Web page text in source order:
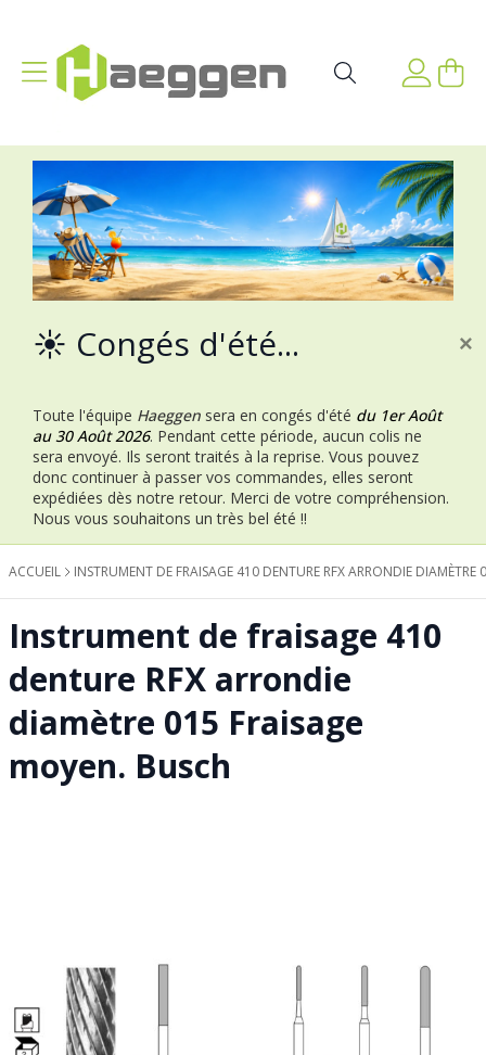
Affichage navigation Mon
☀️ Congés d'été...
Toute l'équipe Haeggen sera en congés d'été du 1er Août
au 30 Août 2026. Pendant cette période, aucun colis ne
sera envoyé. Ils seront traités à la reprise. Vous pouvez
donc continuer à passer vos commandes, elles seront
expédiées dès notre retour. Merci de votre compréhension.
Nous vous souhaitons un très bel été !!
×
ACCUEIL INSTRUMENT DE FRAISAGE 410 DENTURE RFX ARRONDIE
Instrument de fraisage 410
denture RFX arrondie
diamètre 015 Fraisage
moyen. Busch